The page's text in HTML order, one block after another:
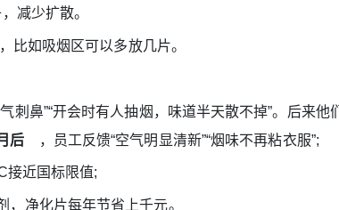
减少扩散。
比如吸烟区可以多放几片。
鼻”“开会时有人抽烟，味道半天散不掉”。后来他们
后 ，员工反馈“空气明显清新”“烟味不再粘衣服”;
接近国标限值;
净化片每年节省上千元。